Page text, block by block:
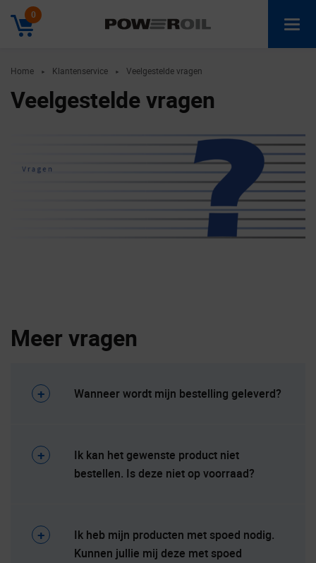
0
Home ► Klantenservice ► Veelgestelde vragen
Veelgestelde vragen
Meer vragen
Wanneer wordt mijn bestelling geleverd?
Ik kan het gewenste product niet
bestellen. Is deze niet op voorraad?
Ik heb mijn producten met spoed nodig.
Kunnen jullie mij deze met spoed